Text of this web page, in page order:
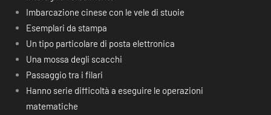
Imbarcazione cinese con le vele di stuoie
Esemplari da stampa
Un tipo particolare di posta elettronica
Una mossa degli scacchi
Passaggio tra i filari
Hanno serie difficoltà a eseguire le operazioni
matematiche